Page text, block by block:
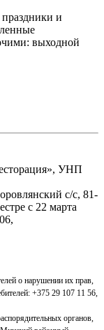
праздники и
выходной
УНП
с/с, 81-
с 22 марта
о нарушении их прав,
+375 29 107 11 56,
органов,